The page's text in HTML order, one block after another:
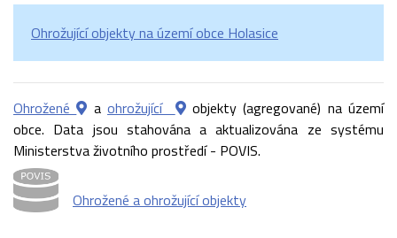
Ohrožující objekty na území obce Holasice
Ohrožené aohrožující
objekty (agregované) na území
obce. Data jsou stahována a aktualizována ze systému
Ministerstva životního prostředí - POVIS.
Ohrožené a ohrožující objekty